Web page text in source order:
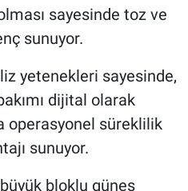
sayesinde toz ve
sunuyor.
yetenekleri sayesinde,
dijital olarak
operasyonel süreklilik
sunuyor.
bloklu güneş